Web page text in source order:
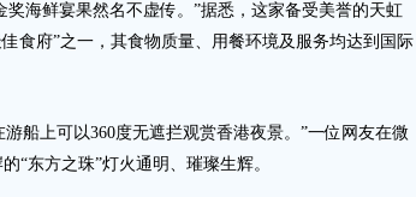
海鲜宴果然名不虚传。”据悉，这家备受美誉的天虹
食府”之一，其食物质量、用餐环境及服务均达到国际
船上可以360度无遮拦观赏香港夜景。”一位网友在微
“东方之珠”灯火通明、璀璨生辉。